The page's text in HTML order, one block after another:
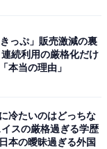
きっぷ」販売激減の裏
続利用の厳格化だけ
本当の理由」
に冷たいのはどっちな
スの厳格過ぎる学歴
本の曖昧過ぎる外国